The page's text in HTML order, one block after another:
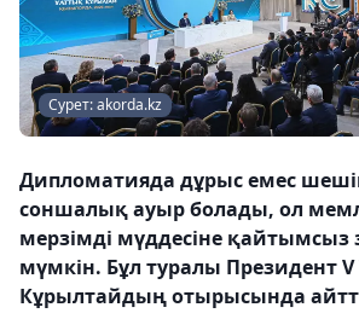
Сурет: akorda.kz
Дипломатияда дұрыс емес
соншалық ауыр болады, ол
мерзімді мүддесіне қайтымсыз
мүмкін. Бұл туралы Президент
Кұрылтайдың отырысында